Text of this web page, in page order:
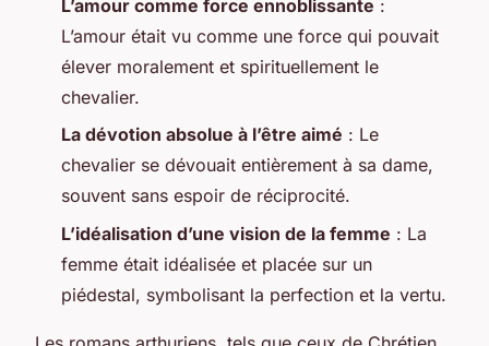
L’amour comme force ennoblissante :
L’amour était vu comme une force qui pouvait
élever moralement et spirituellement le
chevalier.
La dévotion absolue à l’être aimé : Le
chevalier se dévouait entièrement à sa dame,
souvent sans espoir de réciprocité.
L’idéalisation d’une vision de la femme : La
femme était idéalisée et placée sur un
piédestal, symbolisant la perfection et la vertu.